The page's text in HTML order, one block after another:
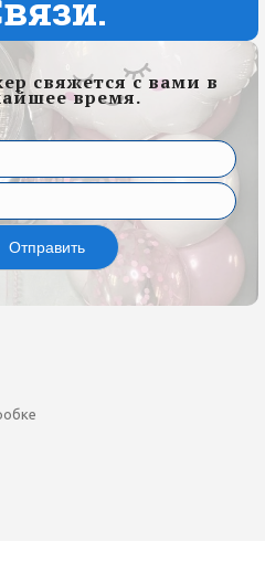
свяжется с вами в
время.
Отправить